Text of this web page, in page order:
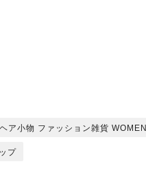
ア小物 ファッション雑貨 WOMEN
プ